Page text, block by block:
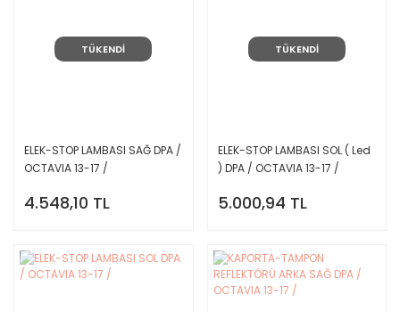
TÜKENDİ
ELEK-STOP LAMBASI SAĞ DPA /
OCTAVIA 13-17 /
4.548,10 TL
TÜKENDİ
ELEK-STOP LAMBASI SOL ( Led
) DPA / OCTAVIA 13-17 /
5.000,94 TL